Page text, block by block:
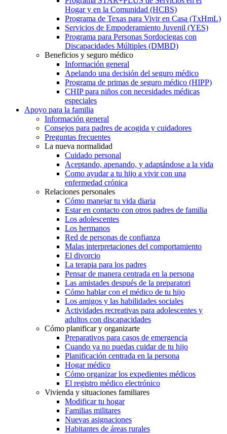
Hogar y en la Comunidad (HCBS)
Programa de Texas para Vivir en Casa (TxHmL)
Servicios de Empoderamiento Juvenil (YES)
Programa para Personas Sordociegas con
Discapacidades Múltiples (DMBD)
Beneficios y seguro médico
Información general
Apelando una decisión del seguro médico
Programa de primas de seguro médico (HIPP)
CHIP para niños con necesidades médicas
especiales
Apoyo para la familia
Información general
Consejos para padres de acogida y cuidadores
Preguntas frecuentes
La nueva normalidad
Cuidado personal
Aceptando, apenando, y adaptándose a la vida
Como ayudar a tu hijo a vivir con una
enfermedad crónica
Relaciones personales
Cómo manejar tu vida diaria
Estar en contacto con otros padres de familia
Los adolescentes
Los hermanos
Red de personas de confianza
Malas interpretaciones del comportamiento
El divorcio
La terapia para los padres
Pensar de manera centrada en la persona
Las amistades después de la preparatori
Cómo hablar con el médico de tu hijo
Los amigos y las habilidades sociales
Actividades recreativas para adolescentes y
adultos con discapacidades
Cómo planificar y organizarte
Preparativos para casos de emergencia
Cuando ya no puedas cuidar de tu hijo
Planificación centrada en la persona
Hogar médico
Cómo organizar los expedientes médicos
El registro médico electrónico
Vivienda y situaciones familiares
Modificar tu hogar
Familias militares
Nuevas asignaciones
Habitantes de áreas rurales